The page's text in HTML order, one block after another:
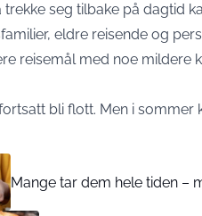
seg tilbake på dagtid
eldre reisende og
reisemål med noe mildere
bli flott. Men i
Mange tar dem hele tiden –